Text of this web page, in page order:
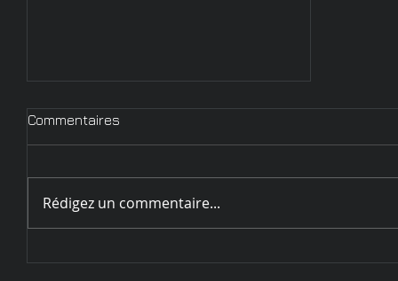
Commentaires
Rédigez un commentaire...